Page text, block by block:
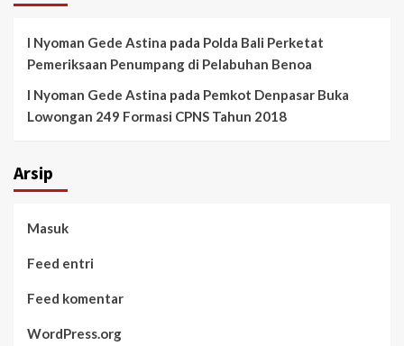
I Nyoman Gede Astina pada Polda Bali Perketat
Pemeriksaan Penumpang di Pelabuhan Benoa
I Nyoman Gede Astina pada Pemkot Denpasar Buka
Lowongan 249 Formasi CPNS Tahun 2018
Arsip
Masuk
Feed entri
Feed komentar
WordPress.org